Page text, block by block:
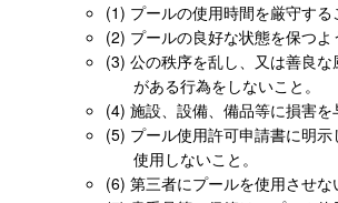
プールの使用時間を厳守する
プールの良好な状態を保つよ
公の秩序を乱し、又は善良
がある行為をしないこと。
施設、設備、備品等に損害を
プール使用許可申請書に明
使用しないこと。
第三者にプールを使用させな